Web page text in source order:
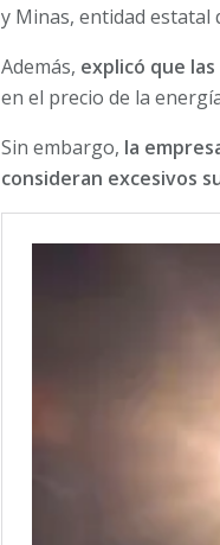
y Minas, entidad estatal
Además, explicó que
en el precio de la
Sin embargo, la
consideran excesivos